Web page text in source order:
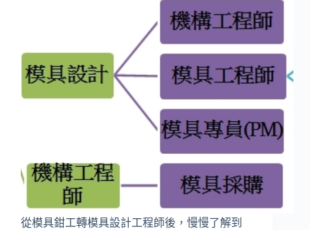
從模具鉗工轉模具設計工程師後，慢慢了解到